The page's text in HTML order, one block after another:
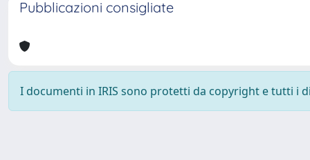
Pubblicazioni consigliate
I documenti in IRIS sono protetti da copyright e tutti i